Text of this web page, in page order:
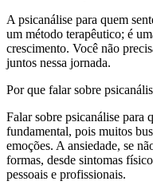
A psicanálise para quem
um método terapêutico; é
crescimento. Você não
juntos nessa jornada.
Por que falar sobre
Falar sobre psicanálise para
fundamental, pois muitos
emoções. A ansiedade, se
formas, desde sintomas
pessoais e profissionais.